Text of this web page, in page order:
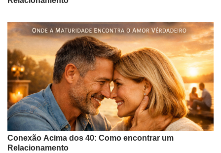
Conexão Acima dos 40: Como encontrar um
Relacionamento